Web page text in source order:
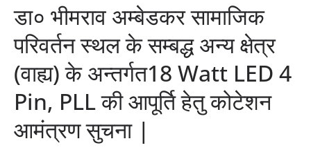
डा० भीमराव अम्बेडकर सामाजिक
परिवर्तन स्थल के सम्बद्ध अन्य क्षेत्र
(वाह्य) के अन्तर्गत18 Watt LED 4
Pin, PLL की आपूर्ति हेतु कोटेशन
आमंत्रण सुचना |